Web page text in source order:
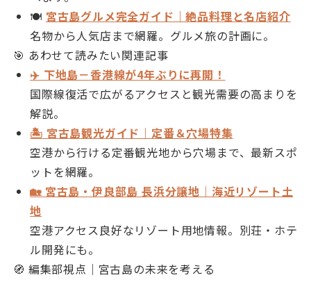
🍽 宮古島グルメ完全ガイド｜絶品料理と名店紹介
名物から人気店まで網羅。グルメ旅の計画に。
🎯 あわせて読みたい関連記事
✈️ 下地島－香港線が4年ぶりに再開！
国際線復活で広がるアクセスと観光需要の高まりを
解説。
🏝 宮古島観光ガイド｜定番＆穴場特集
空港から行ける定番観光地から穴場まで、最新スポ
ットを網羅。
🏡 宮古島・伊良部島 長浜分譲地｜海近リゾート土
地
空港アクセス良好なリゾート用地情報。別荘・ホテ
ル開発にも。
🧭 編集部視点｜宮古島の未来を考える